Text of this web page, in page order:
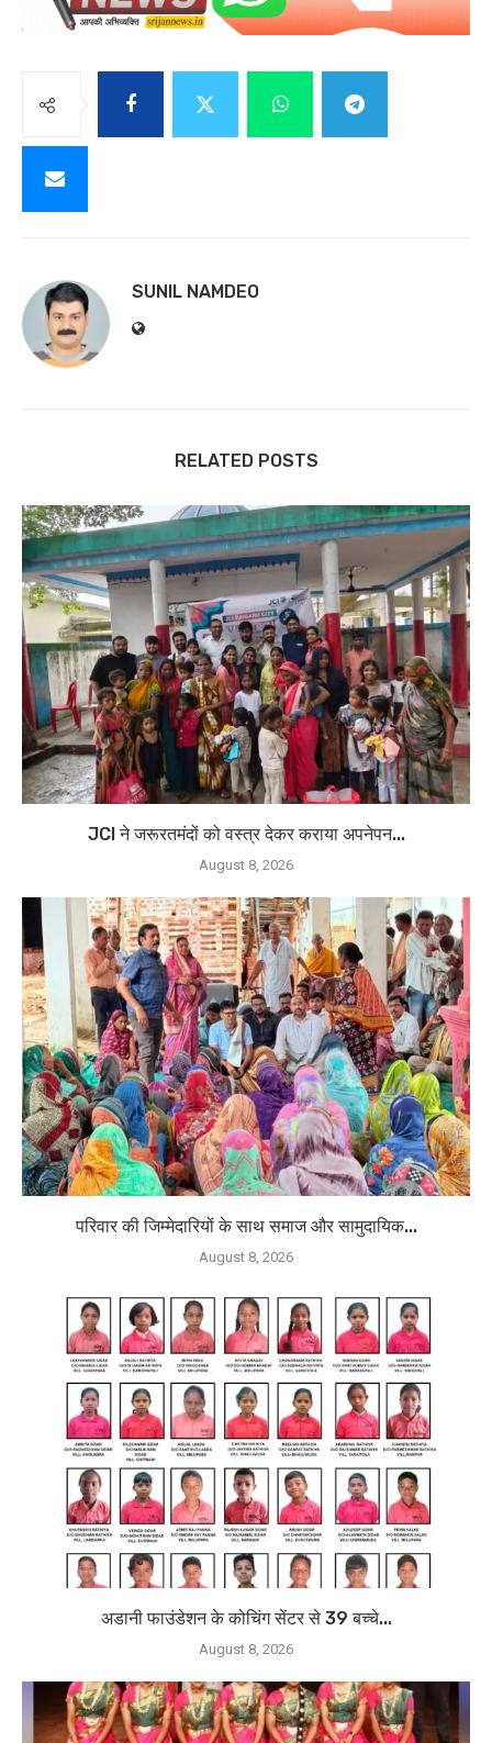
SUNIL NAMDEO
RELATED POSTS
JCI ने जरूरतमंदों को वस्त्र देकर कराया अपनेपन...
August 8, 2026
परिवार की जिम्मेदारियों के साथ समाज और सामुदायिक...
August 8, 2026
अडानी फाउंडेशन के कोचिंग सेंटर से 39 बच्चे...
August 8, 2026